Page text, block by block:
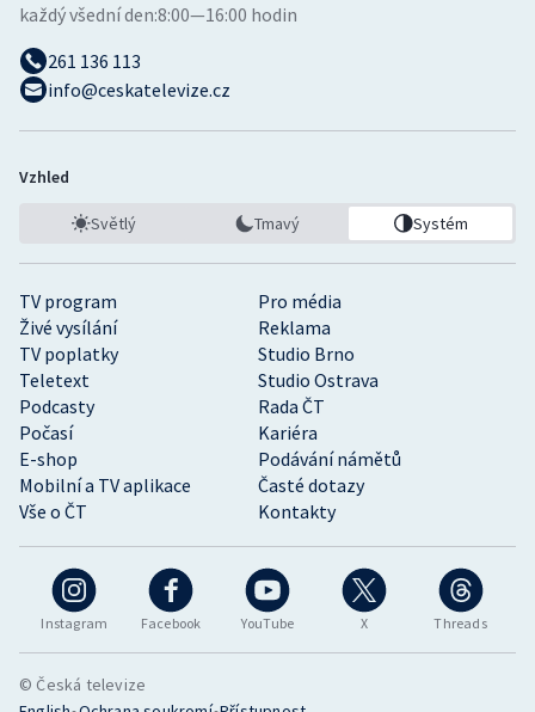
Instagram Facebook YouTube X Threads
TV program
Pro média
Živé vysílání
Reklama
TV poplatky
Studio Brno
Teletext
Studio Ostrava
Podcasty
Rada ČT
Počasí
Kariéra
E-shop
Podávání námětů
Mobilní a TV aplikace
Časté dotazy
Vše o ČT
Kontakty
každý všední den:8:00—16:00 hodin
261 136 113
info@ceskatelevize.cz
Vzhled
Světlý Tmavý Systém
© Česká televize